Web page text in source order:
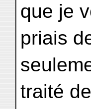
que je
priais
traité